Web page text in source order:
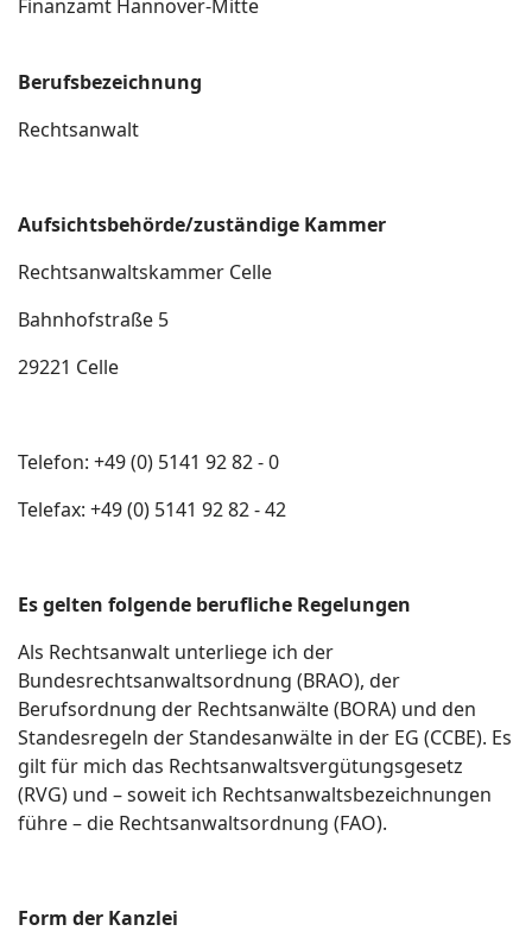
Finanzamt Hannover-Mitte
Berufsbezeichnung
Rechtsanwalt
Aufsichtsbehörde/zuständige Kammer
Rechtsanwaltskammer Celle
Bahnhofstraße 5
29221 Celle
Telefon: +49 (0) 5141 92 82 - 0
Telefax: +49 (0) 5141 92 82 - 42
Es gelten folgende berufliche Regelungen
Als Rechtsanwalt unterliege ich der
Bundesrechtsanwaltsordnung (BRAO), der
Berufsordnung der Rechtsanwälte (BORA) und den
Standesregeln der Standesanwälte in der EG (CCBE). Es
gilt für mich das Rechtsanwaltsvergütungsgesetz
(RVG) und – soweit ich Rechtsanwaltsbezeichnungen
führe – die Rechtsanwaltsordnung (FAO).
Form der Kanzlei